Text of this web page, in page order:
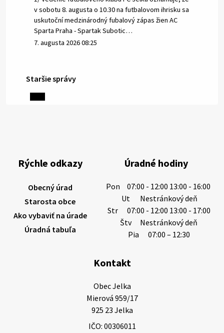
v sobotu 8. augusta o 10.30 na futbalovom ihrisku sa
uskutoční medzinárodný fubalový zápas žien AC
Sparta Praha - Spartak Subotic…
7. augusta 2026 08:25
6. augusta 2026 08:13
výdatnosti vodárenských zdrojov.
Západoslovenská vodárenská spoločnosť preto
6. augusta 2026 08:12
5. augusta 2026 13:10
Smútočný oznam: 05.08.2026 1/ Vážení obyvatelia!S
hlbokým zármutkom Vám oznamujeme, že vo veku
73 rokov nás opustila Irena Tanková, rodená
Tanková. Pohreb zosnulej bude dňa 6.08.20…
5. augusta 2026 12:59
Staršie správy
Rýchle odkazy
Obecný úrad
Starosta obce
Ako vybaviť na úrade
Úradná tabuľa
Úradné hodiny
Pon
07:00 - 12:00 13:00 - 16:00
Ut
Nestránkový deň
Str
07:00 - 12:00 13:00 - 17:00
Štv
Nestránkový deň
Pia
07:00 – 12:30
Kontakt
Obec Jelka
Mierová 959/17
925 23 Jelka
IČO: 00306011